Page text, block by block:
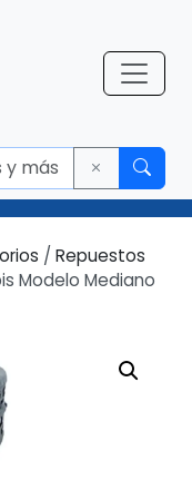
/ Repuestos
Modelo Mediano